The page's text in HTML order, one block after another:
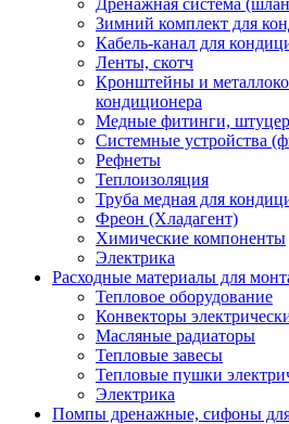
Дренажная система
Зимний комплект для
Кабель-канал для
Ленты, скотч
Кронштейны и
кондиционера
Медные фитинги,
Системные устройства
Рефнеты
Теплоизоляция
Труба медная для
Фреон (Хладагент)
Химические компоненты
Электрика
Расходные материалы для
Тепловое оборудование
Конвекторы
Масляные радиаторы
Тепловые завесы
Тепловые пушки
Электрика
Помпы дренажные, сифоны